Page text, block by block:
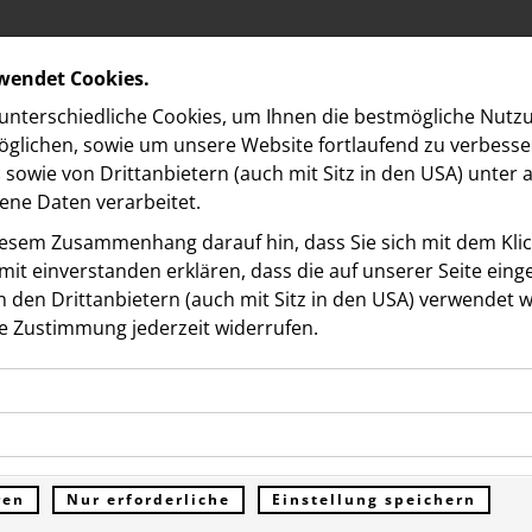
die aehre! 2. Ausgabe
Nachhaltigkeits-
Cookies.
Cookies, um Ihnen die best­mögliche
sowie um unsere Website fortlaufend zu
von Drittanbietern (auch mit Sitz in den USA) unter
Daten verarbeitet.
Zusammenhang darauf hin, dass Sie sich mit dem
ein­ver­standen erklären, dass die auf unserer Seite
den Drittanbietern (auch mit Sitz in den USA) verwendet
Zustimmung jederzeit widerrufen.
ermöglichen grundlegende Funktionen und sind für
der Website erforderlich. Diese Cookies
Daten und werden an keine Dritten übermittelt.
erfassen Informationen anonym. Diese Informationen
unsere Besucher unsere Website nutzen.
Nur erforderliche Einstellung speichern